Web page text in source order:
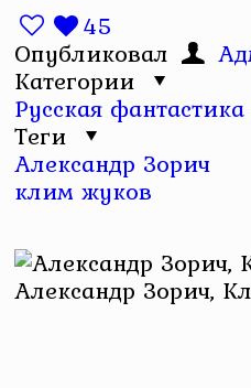
45
Опубликовал
Категории
Русская
Теги
Александр Зорич
клим жуков
Александр Зорич,